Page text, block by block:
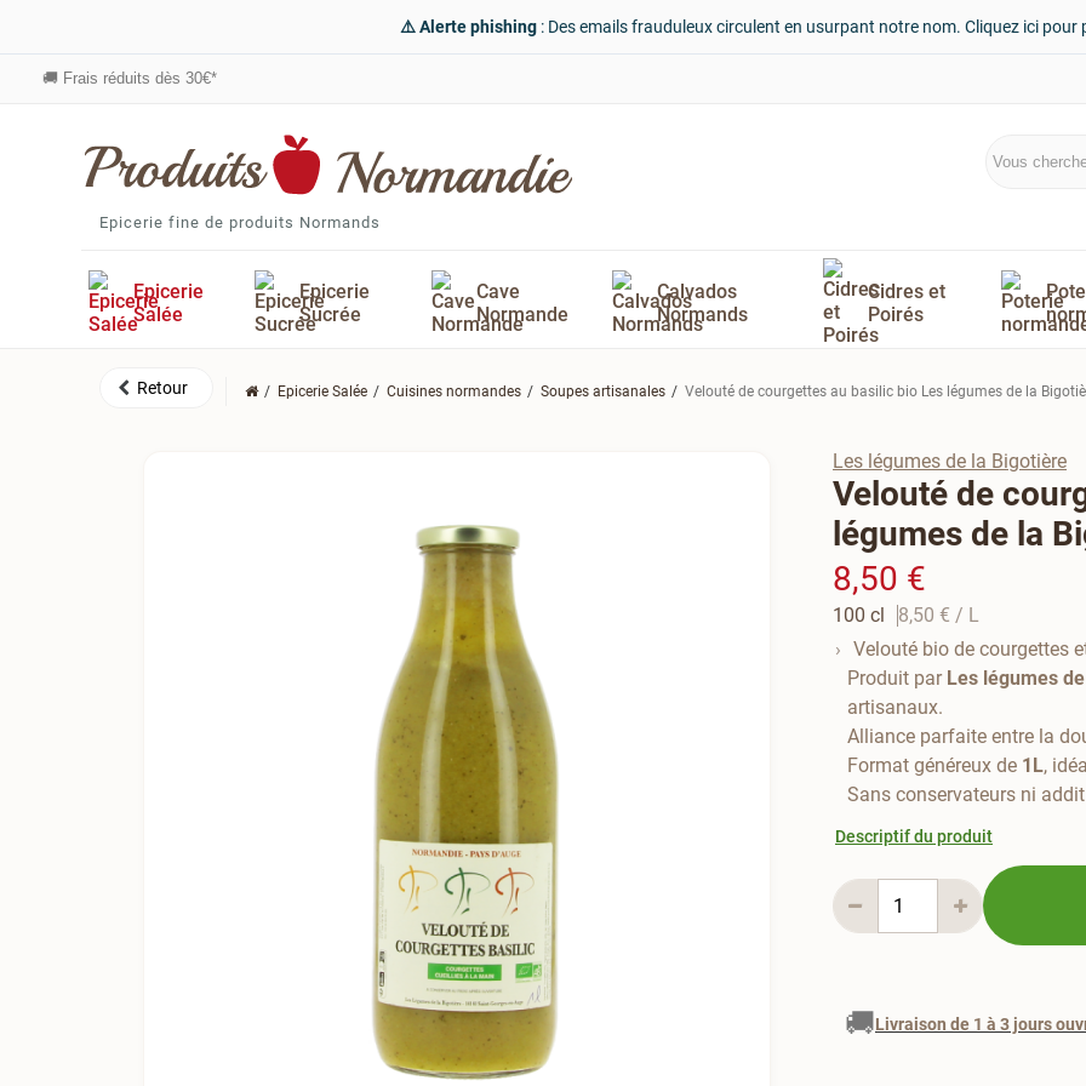
⚠️ Alerte phishing: Des emails frauduleux circulent en usurpant notre nom. Cliquez ici
🚚 Frais réduits dès 30€*
Epicerie fine de produits Normands
Epicerie
Salée
Epicerie
Sucrée
Cave
Normande
Calvados
Normands
Cidres et
Poirés
Epicerie Salée Cuisines normandes Soupes artisanales Velouté de courgettes au basilic bio Les légumes de la
Les légumes de la Bigotière
Velouté de
légumes de la
8,50 €
100 cl 8,50 € / L
Velouté bio de courgettes
Produit par Les légumes
artisanaux.
Alliance parfaite entre la
Format généreux de 1L,
Sans conservateurs ni
Descriptif du produit
🚚Livraison de 1 à 3 jours